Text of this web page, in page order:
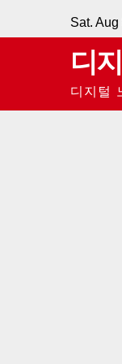
to
Sat.
디
디지털